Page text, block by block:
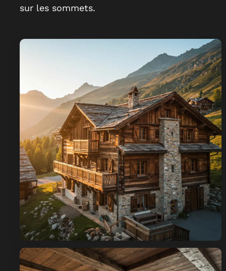
sur les sommets.